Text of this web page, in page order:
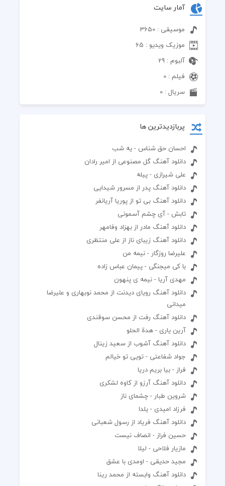
آمار سایت
موسیقی : 3650
موزیک ویدیو : 65
آلبوم : 29
فیلم : 0
سریال : 0
پربازدیدترین ها
احسان حق شناس - یه شب
دانلود آهنگ گل مصنوعی از امیر رادان
علی شیرازی - پیله
دانلود آهنگ پدر از مسرور شیدایی
دانلود آهنگ بی تو از پوریا آریانفر
تابش - آی چشم آسمونی
دانلود آهنگ مادر از بهزاد وفامهر
دانلود آهنگ زیبای ناز از علی منتظری
علیرضا روزگار - نیمه من
با کی میجنگی - پیمان عباس زاده
مهدی آریا - نیمه ی پنهون
دانلود آهنگ رویای دیدنت از محمد نوبهاری و علیرضا
میدانی
دانلود آهنگ رفت از محسن سوقندی
آرین یاری - هدة الحلو
دانلود آهنگ آشوب از سعید زینال
جواد شفاعتی - تویی تو خیالم
فراز - بیا بریم دریا
دانلود آهنگ آرزو از کاوه لشکری
شروین طبار - چشمای ناز
فرزاد امیدی - یلدا
دانلود آهنگ فریاد از رسول شعبانی
حسین فراز - انصاف نیست
مازیار فلاحی - لیلا
مجید حدیقی - اومدی با عشق
دانلود آهنگ وابسته از محمد رینا